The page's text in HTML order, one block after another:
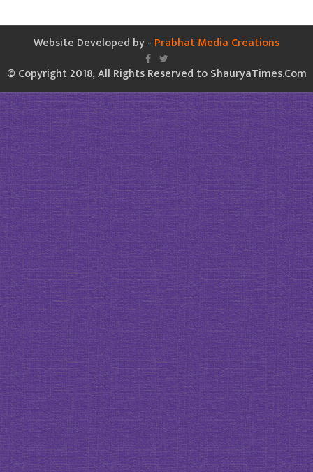
Website Developed by - Prabhat Media Creations
© Copyright 2018, All Rights Reserved to ShauryaTimes.Com